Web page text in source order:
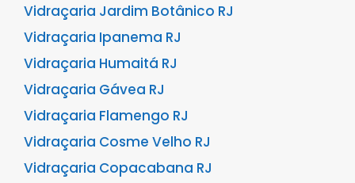
Vidraçaria Jardim Botânico RJ
Vidraçaria Ipanema RJ
Vidraçaria Humaitá RJ
Vidraçaria Gávea RJ
Vidraçaria Flamengo RJ
Vidraçaria Cosme Velho RJ
Vidraçaria Copacabana RJ